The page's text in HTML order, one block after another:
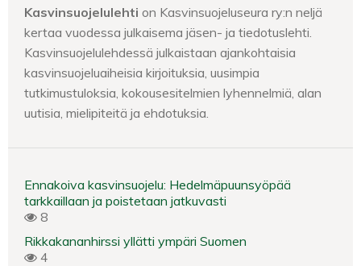
Kasvinsuojelulehti on Kasvinsuojeluseura ry:n neljä
kertaa vuodessa julkaisema jäsen- ja tiedotuslehti.
Kasvinsuojelulehdessä julkaistaan ajankohtaisia
kasvinsuojeluaiheisia kirjoituksia, uusimpia
tutkimustuloksia, kokousesitelmien lyhennelmiä, alan
uutisia, mielipiteitä ja ehdotuksia.
Ennakoiva kasvinsuojelu: Hedelmäpuunsyöpää
tarkkaillaan ja poistetaan jatkuvasti
8
Rikkakananhirssi yllätti ympäri Suomen
4